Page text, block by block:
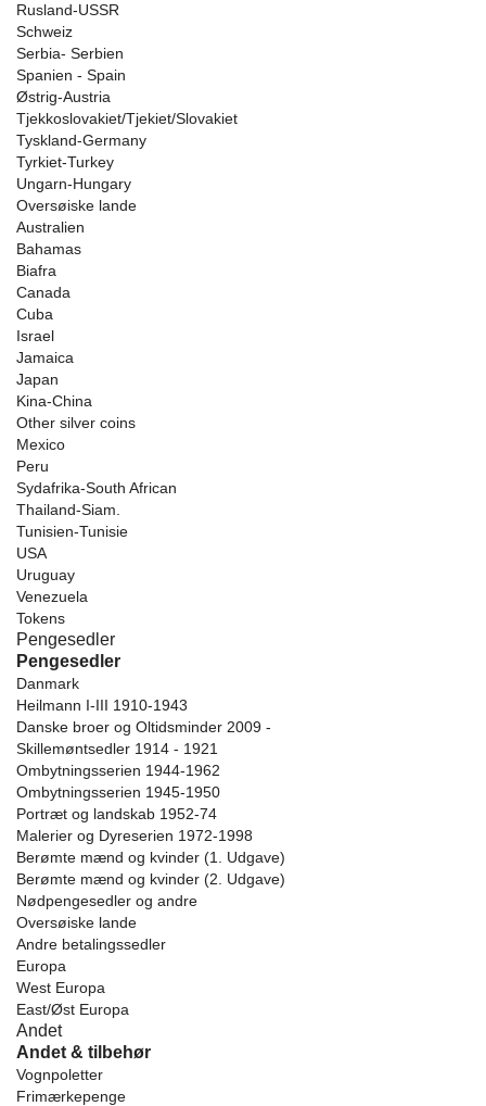
Rusland-USSR
Schweiz
Serbia- Serbien
Spanien - Spain
Østrig-Austria
Tjekkoslovakiet/Tjekiet/Slovakiet
Tyskland-Germany
Tyrkiet-Turkey
Ungarn-Hungary
Oversøiske lande
Australien
Bahamas
Biafra
Canada
Cuba
Israel
Jamaica
Japan
Kina-China
Other silver coins
Mexico
Peru
Sydafrika-South African
Thailand-Siam.
Tunisien-Tunisie
USA
Uruguay
Venezuela
Tokens
Pengesedler
Pengesedler
Danmark
Heilmann I-III 1910-1943
Danske broer og Oltidsminder 2009 -
Skillemøntsedler 1914 - 1921
Ombytningsserien 1944-1962
Ombytningsserien 1945-1950
Portræt og landskab 1952-74
Malerier og Dyreserien 1972-1998
Berømte mænd og kvinder (1. Udgave)
Berømte mænd og kvinder (2. Udgave)
Nødpengesedler og andre
Oversøiske lande
Andre betalingssedler
Europa
West Europa
East/Øst Europa
Andet
Andet & tilbehør
Vognpoletter
Frimærkepenge